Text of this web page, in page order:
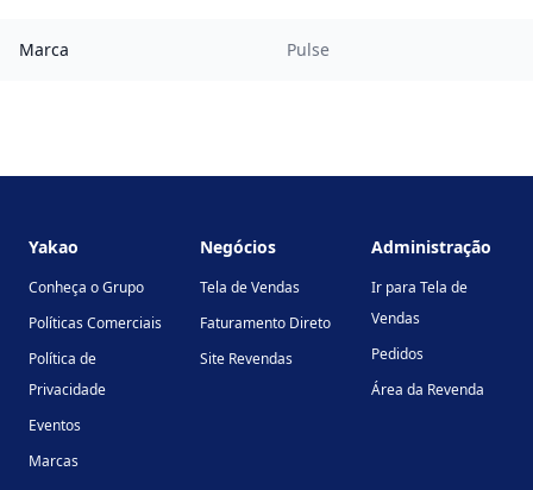
Marca Pulse
Yakao
Conheça o Grupo
Políticas Comerciais
Política de
Privacidade
Eventos
Marcas
Negócios
Tela de Vendas
Faturamento Direto
Site Revendas
Administração
Ir para Tela de
Vendas
Pedidos
Área da Revenda